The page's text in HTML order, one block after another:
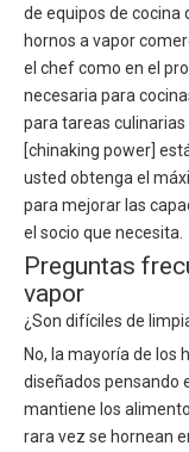
de equipos de cocina
hornos a vapor
el chef como en el
necesaria para
para tareas culinarias
[chinaking power]
usted obtenga el
para mejorar las
el socio que necesita.
Preguntas
vapor
¿Son difíciles de
No, la mayoría de los
diseñados pensando
mantiene los
rara vez se hornean